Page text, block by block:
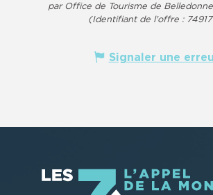
par Office de Tourisme de
(Identifiant de l'offre :
Signaler une